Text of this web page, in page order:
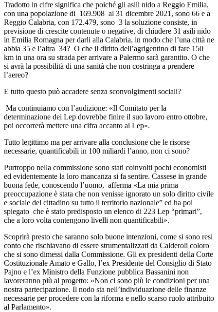
Tradotto in cifre significa che poiché gli asili nido a Reggio Emilia,
con una popolazione di 169.908 al 31 dicembre 2021, sono 66 e a
Reggio Calabria, con 172.479, sono 3 la soluzione consiste, in
previsione di crescite contenute o negative, di chiudere 31 asili nido
in Emilia Romagna per darli alla Calabria, in modo che l’una città ne
abbia 35 e l’altra 34? O che il diritto dell’agrigentino di fare 150
km in una ora su strada per arrivare a Palermo sarà garantito. O che
si avrà la possibilità di una sanità che non costringa a prendere
l’aereo?
E tutto questo può accadere senza sconvolgimenti sociali?
Ma continuiamo con l’audizione: «Il Comitato per la
determinazione dei Lep dovrebbe finire il suo lavoro entro ottobre,
poi occorrerà mettere una cifra accanto ai Lep».
Tutto legittimo ma per arrivare alla conclusione che le risorse
necessarie, quantificabili in 100 miliardi l’anno, non ci sono?
Purtroppo nella commissione sono stati coinvolti pochi economisti
ed evidentemente la loro mancanza si fa sentire. Cassese in grande
buona fede, conoscendo l’uomo, afferma «La mia prima
preoccupazione è stata che non venisse ignorato un solo diritto civile
e sociale del cittadino su tutto il territorio nazionale” ed ha poi
spiegato che è stato predisposto un elenco di 223 Lep “primari”,
che a loro volta contengono livelli non quantificabili».
Scoprirà presto che saranno solo buone intenzioni, come si sono resi
conto che rischiavano di essere strumentalizzati da Calderoli coloro
che si sono dimessi dalla Commissione. Gli ex presidenti della Corte
Costituzionale Amato e Gallo, l’ex Presidente del Consiglio di Stato
Pajno e l’ex Ministro della Funzione pubblica Bassanini non
lavoreranno più al progetto: «Non ci sono più le condizioni per una
nostra partecipazione. Il nodo sta nell’individuazione delle finanze
necessarie per procedere con la riforma e nello scarso ruolo attribuito
al Parlamento».